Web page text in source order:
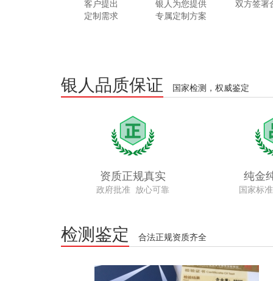
客户提出
定制需求
银人为您提供
专属定制方案
双方签署
银人品质保证 国家检测，权威鉴定
资质正规真实
政府批准 放心可靠
纯金
国家标
检测鉴定 合法正规资质齐全